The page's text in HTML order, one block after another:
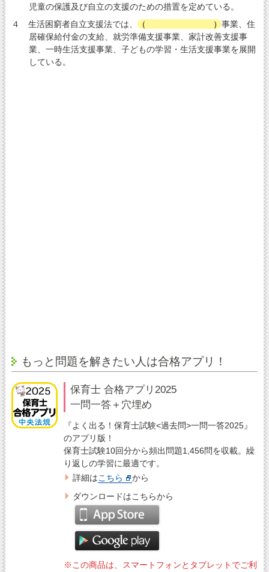
児童の保護及び自立の支援のための措置を定めている。
４ 生活困窮者自立支援法では、 （ ）事業、住
居確保給付金の支給、就労準備支援事業、家計改善支援事
業、一時生活支援事業、子どもの学習・生活支援事業を展開
している。
もっと問題を解きたい人は合格アプリ！
保育士 合格アプリ2025
一問一答＋穴埋め
『よく出る！保育士試験<過去問>一問一答2025』
のアプリ版！
保育士試験10回分から頻出問題1,456問を収載。繰
り返しの学習に最適です。
詳細はこちら
から
ダウンロードはこちらから
※この商品は、スマートフォンとタブレットでご利